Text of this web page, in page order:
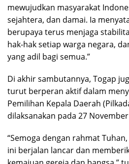
mewujudkan masyarakat
sejahtera, dan damai. Ia
berupaya terus menjaga
hak-hak setiap warga negara,
yang adil bagi semua.”
Di akhir sambutannya, Togap
turut berperan aktif dalam
Pemilihan Kepala Daerah
dilaksanakan pada 27
“Semoga dengan rahmat Tuhan,
ini berjalan lancar dan